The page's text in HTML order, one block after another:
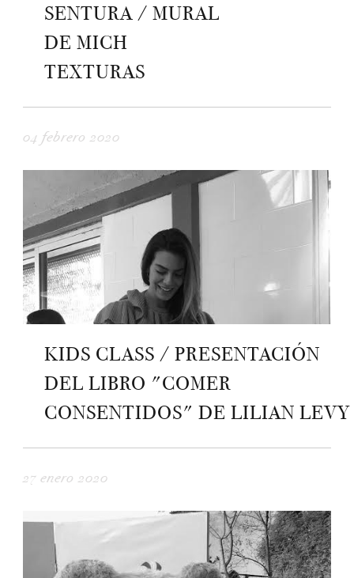
SENTURA / MURAL
DE MICH
TEXTURAS
04 febrero 2020
KIDS CLASS / PRESENTACIÓN
DEL LIBRO "COMER
CONSENTIDOS" DE LILIAN LEVY
27 enero 2020